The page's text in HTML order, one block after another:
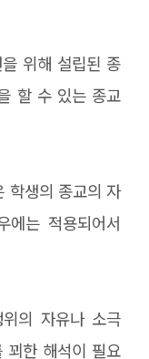
위해 설립된 종
할 수 있는 종교
학생의 종교의 자
는 적용되어서
의 자유나 소극
꾀한 해석이 필요